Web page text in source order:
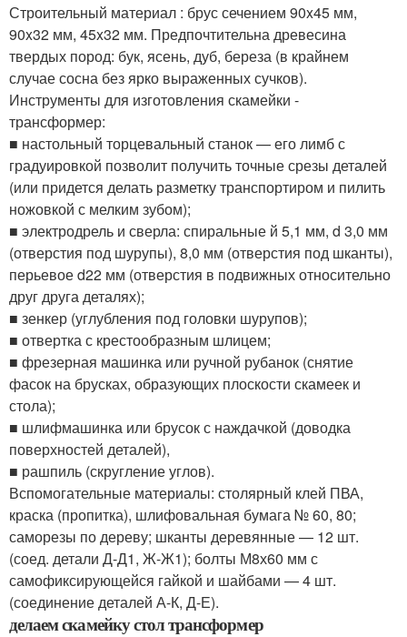
Строительный материал : брус сечением 90x45 мм,
90x32 мм, 45x32 мм. Предпочтительна древесина
твердых пород: бук, ясень, дуб, береза (в крайнем
случае сосна без ярко выраженных сучков).
Инструменты для изготовления скамейки -
трансформер:
■ настольный торцевальный станок — его лимб с
градуировкой позволит получить точные срезы деталей
(или придется делать разметку транспортиром и пилить
ножовкой с мелким зубом);
■ электродрель и сверла: спиральные й 5,1 мм, d 3,0 мм
(отверстия под шурупы), 8,0 мм (отверстия под шканты),
перьевое d22 мм (отверстия в подвижных относительно
друг друга деталях);
■ зенкер (углубления под головки шурупов);
■ отвертка с крестообразным шлицем;
■ фрезерная машинка или ручной рубанок (снятие
фасок на брусках, образующих плоскости скамеек и
стола);
■ шлифмашинка или брусок с наждачкой (доводка
поверхностей деталей),
■ рашпиль (скругление углов).
Вспомогательные материалы: столярный клей ПВА,
краска (пропитка), шлифовальная бумага № 60, 80;
саморезы по дереву; шканты деревянные — 12 шт.
(соед. детали Д-Д1, Ж-Ж1); болты М8х60 мм с
самофиксирующейся гайкой и шайбами — 4 шт.
(соединение деталей А-К, Д-Е).
делаем скамейку стол трансформер